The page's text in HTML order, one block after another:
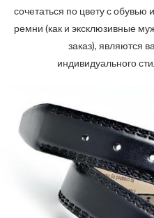
сочетаться по цвету с
ремни (как и эксклюзивные
заказ), являются
индивидуального